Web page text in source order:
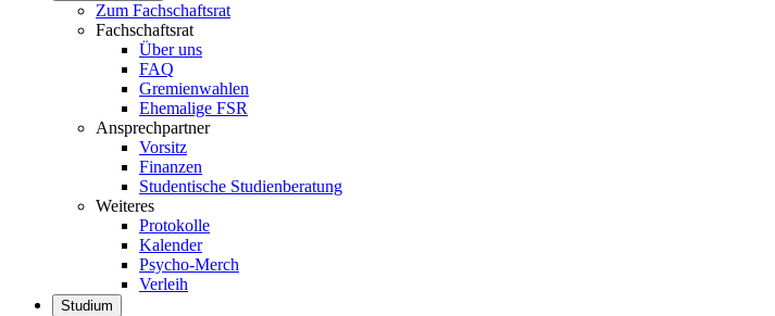
Zum Fachschaftsrat
Fachschaftsrat
Über uns
FAQ
Gremienwahlen
Ehemalige FSR
Ansprechpartner
Vorsitz
Finanzen
Studentische Studienberatung
Weiteres
Protokolle
Kalender
Psycho-Merch
Verleih
Studium